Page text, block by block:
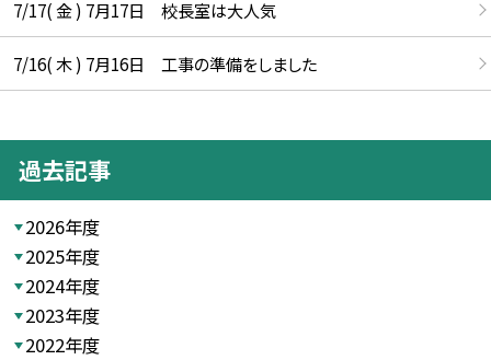
7/17( 金 ) 7月17日 校長室は大人気
7/16( 木 ) 7月16日 工事の準備をしました
過去記事
2026年度
2025年度
2024年度
2023年度
2022年度